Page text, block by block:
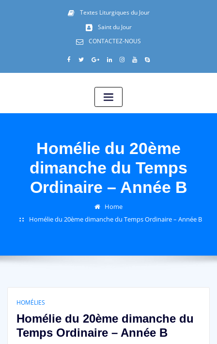
Textes Liturgiques du Jour
Saint du Jour
CONTACTEZ-NOUS
Homélie du 20ème
dimanche du Temps
Ordinaire – Année B
Home
Homélie du 20ème dimanche du Temps Ordinaire – Année B
HOMÉLIES
Homélie du 20ème dimanche du
Temps Ordinaire – Année B